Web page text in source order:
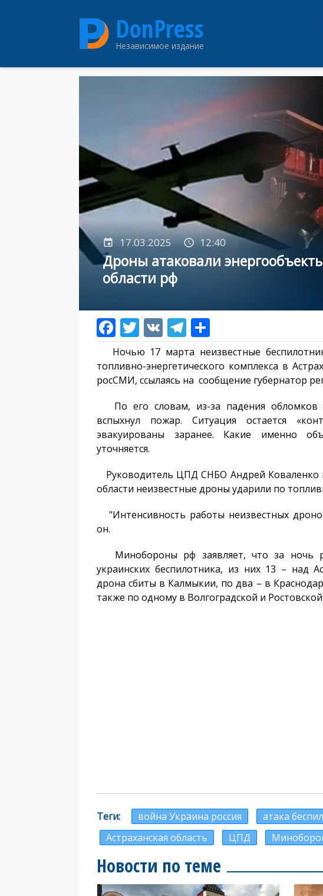
DonPress
Независимое издание
17.03.2025 12:40
Дроны атаковали
области рф
Ночью 17 марта неизвестные
топливно-энергетического комплекса в
росСМИ, ссылаясь на сообщение губернатор
По его словам, из-за падения обломков
вспыхнул пожар. Ситуация остается
эвакуированы заранее. Какие именно
уточняется.
Руководитель ЦПД СНБО Андрей Коваленко
области неизвестные дроны ударили по
"Интенсивность работы неизвестных
он.
Минобороны рф заявляет, что за ночь
украинских беспилотника, из них 13 – над
дрона сбиты в Калмыкии, по два – в
также по одному в Волгоградской и Ростовской
Теги война Украина россия
атака
Астраханская область
ЦПД
Новости по теме